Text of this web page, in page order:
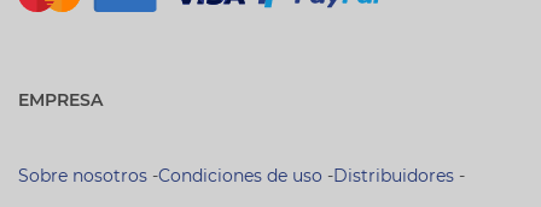
EMPRESA
Sobre nosotros -Condiciones de uso -Distribuidores -